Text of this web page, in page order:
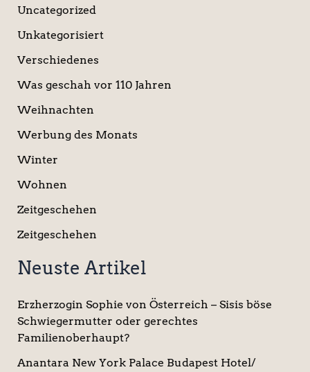
Uncategorized
Unkategorisiert
Verschiedenes
Was geschah vor 110 Jahren
Weihnachten
Werbung des Monats
Winter
Wohnen
Zeitgeschehen
Zeitgeschehen
Neuste Artikel
Erzherzogin Sophie von Österreich – Sisis böse
Schwiegermutter oder gerechtes
Familienoberhaupt?
Anantara New York Palace Budapest Hotel/